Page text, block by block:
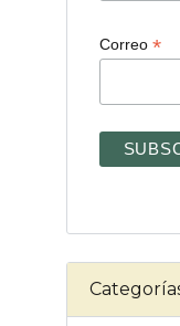
Correo *